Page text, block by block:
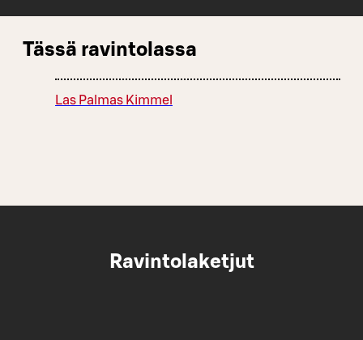
Tässä ravintolassa
Las Palmas Kimmel
Ravintolaketjut